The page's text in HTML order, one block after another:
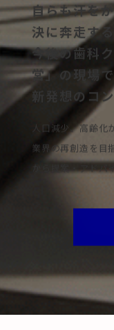
自らも汗を
決に奔走する
今後の歯科
営」の現場
新発想のコ
人口減少、高齢化
業界の再創造を目
から提案・アドバ